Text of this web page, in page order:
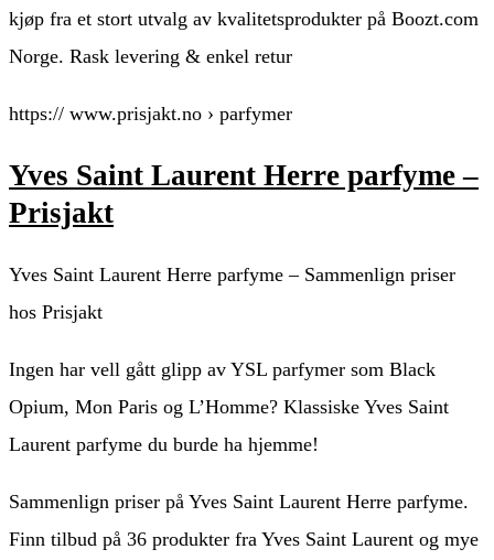
kjøp fra et stort utvalg av kvalitetsprodukter på Boozt.com
Norge. Rask levering & enkel retur
https:// www.prisjakt.no › parfymer
Yves Saint Laurent Herre parfyme –
Prisjakt
Yves Saint Laurent Herre parfyme – Sammenlign priser
hos Prisjakt
Ingen har vell gått glipp av YSL parfymer som Black
Opium, Mon Paris og L’Homme? Klassiske Yves Saint
Laurent parfyme du burde ha hjemme!
Sammenlign priser på Yves Saint Laurent Herre parfyme.
Finn tilbud på 36 produkter fra Yves Saint Laurent og mye